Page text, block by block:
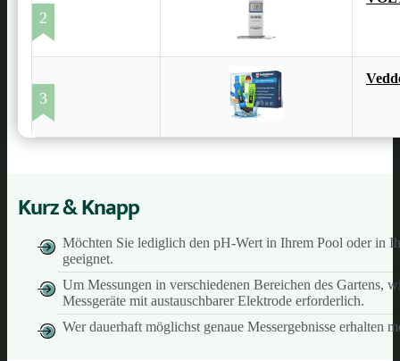
2
3
Kurz & Knapp
Möchten Sie lediglich den pH-Wert in Ihrem Pool oder in
geeignet.
Um Messungen in verschiedenen Bereichen des Gartens,
Messgeräte mit austauschbarer Elektrode erforderlich.
Wer dauerhaft möglichst genaue Messergebnisse erhalten